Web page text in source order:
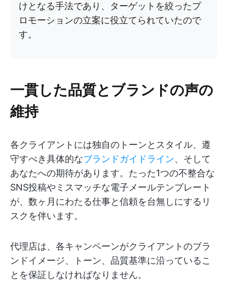
けとなる手法であり、ターゲットを絞ったプ
ロモーションの立案に役立てられていたので
す。
一貫した品質とブランドの声の
維持
各クライアントには独自のトーンとスタイル、遵
守すべき具体的なブランドガイドライン、そして
あなたへの期待があります。たった1つの不整合な
SNS投稿やミスマッチな電子メールテンプレート
が、数ヶ月にわたる仕事と信頼を台無しにするリ
スクを伴います。
代理店は、各キャンペーンがクライアントのブラ
ンドイメージ、トーン、品質基準に沿っているこ
とを保証しなければなりません。